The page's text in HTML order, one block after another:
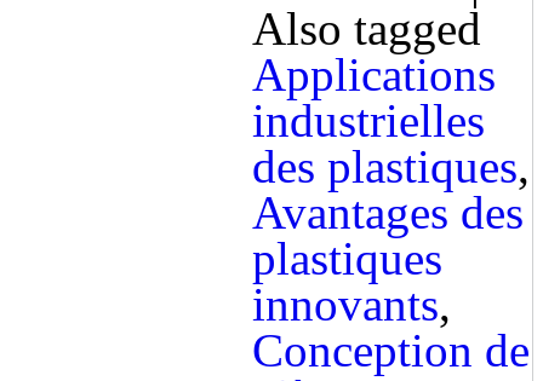
Also tagged
Applications
industrielles
des plastiques,
Avantages des
plastiques
innovants,
Conception de